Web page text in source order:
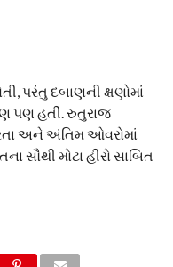
પરંતુ દબાણની ક્ષણોમાં
પણ હતી. રુતુરાજ
અને અંતિમ ઓવરોમાં
સૌથી મોટા હીરો સાબિત